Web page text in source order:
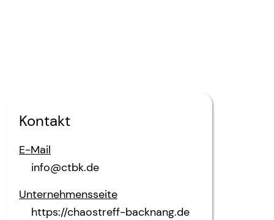
Kontakt
E-Mail
info@ctbk.de
Unternehmensseite
https://chaostreff-backnang.de